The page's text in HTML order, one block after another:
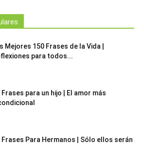
Mejores 150 Frases de la Vida |
para todos...
Frases para un hijo | El amor más
Frases Para Hermanos | Sólo ellos serán